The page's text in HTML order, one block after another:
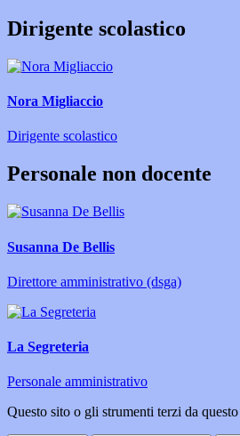
Dirigente scolastico
Nora Migliaccio
Dirigente scolastico
Personale non docente
Susanna De Bellis
Direttore amministrativo (dsga)
La Segreteria
Personale amministrativo
Questo sito o gli strumenti terzi da